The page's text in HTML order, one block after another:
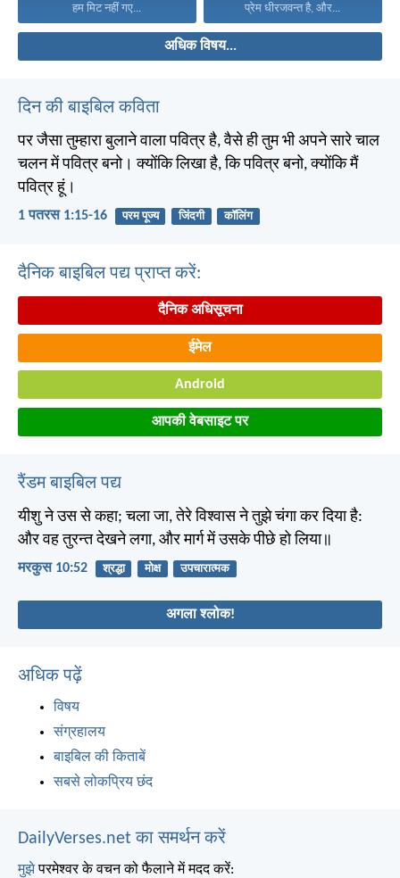
हम मिट नहीं गए... प्रेम धीरजवन्त है, और...
अधिक विषय...
दिन की बाइबिल कविता
पर जैसा तुम्हारा बुलाने वाला पवित्र है, वैसे ही तुम भी अपने सारे चाल
चलन में पवित्र बनो। क्योंकि लिखा है, कि पवित्र बनो, क्योंकि मैं
पवित्र हूं।
1 पतरस 1:15-16 परम पूज्य जिंदगी कॉलिंग
दैनिक बाइबिल पद्य प्राप्त करें:
दैनिक अधिसूचना
ईमेल
Android
आपकी वेबसाइट पर
रैंडम बाइबिल पद्य
यीशु ने उस से कहा; चला जा, तेरे विश्वास ने तुझे चंगा कर दिया है:
और वह तुरन्त देखने लगा, और मार्ग में उसके पीछे हो लिया॥
मरकुस 10:52 श्रद्धा मोक्ष उपचारात्मक
अगला श्लोक!
अधिक पढ़ें
विषय
संग्रहालय
बाइबिल की किताबें
सबसे लोकप्रिय छंद
DailyVerses.net का समर्थन करें
मुझेपरमेश्वर के वचन को फैलाने में मदद करें: